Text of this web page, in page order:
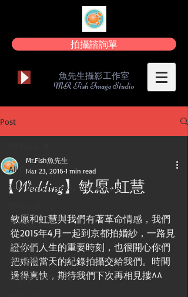
拍攝諮詢單
魚先生攝影工作室
MR Fish Image Studio
Post
All Posts
海外婚紗[Overseas prewedding]
海外婚紗
婚禮大小事
動態錄影
孕媽咪/親子/人像
【Wedding】敏愿+虹慧
Mr.Fish魚先生
Mar 23, 2016 1 min read
敏愿和虹慧與我們有著革命情感，我們
從2015年4月一起到京都拍婚紗，一路見
證你們人生的重要時刻，也很開心你們
把婚禮當天的紀錄拍攝交給我們。時間
過得真快，期待我們下次再相見摟^^